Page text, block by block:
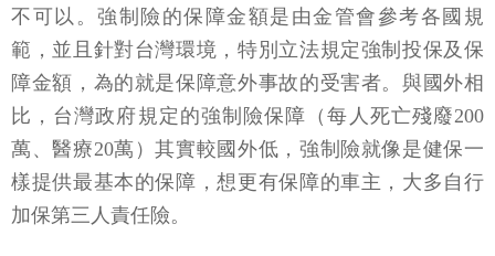
不可以。強制險的保障金額是由金管會參考各國規
範，並且針對台灣環境，特別立法規定強制投保及保
障金額，為的就是保障意外事故的受害者。與國外相
比，台灣政府規定的強制險保障（每人死亡殘廢200
萬、醫療20萬）其實較國外低，強制險就像是健保一
樣提供最基本的保障，想更有保障的車主，大多自行
加保第三人責任險。